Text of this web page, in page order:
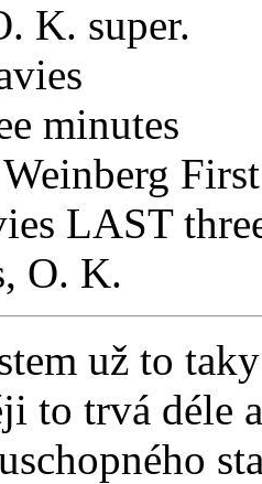
K. super.
minutes
LAST
O. K.
už to
to trvá déle